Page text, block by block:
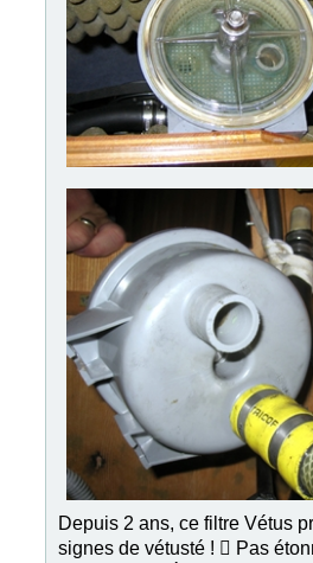
Depuis 2 ans, ce filtre Vétus
signes de vétusté !  Pas